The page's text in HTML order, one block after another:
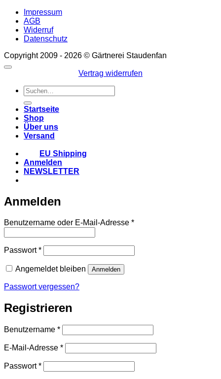
Impressum
AGB
Widerruf
Datenschutz
Copyright 2009 - 2026 © Gärtnerei Staudenfan
Vertrag widerrufen
Suchen
nach:
Startseite
Shop
Über uns
Versand
EU Shipping
Anmelden
NEWSLETTER
Anmelden
Benutzername oder E-Mail-Adresse *Erforderlich
Passwort*Erforderlich
Angemeldet bleiben Anmelden
Passwort vergessen?
Registrieren
Benutzername *Erforderlich
E-Mail-Adresse *Erforderlich
Passwort*Erforderlich